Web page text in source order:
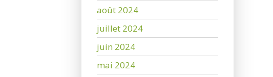
août 2024
juillet 2024
juin 2024
mai 2024